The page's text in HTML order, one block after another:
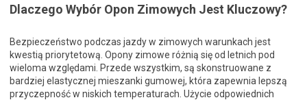
Dlaczego Wybór Opon Zimowych Jest Kluczowy?
Bezpieczeństwo podczas jazdy w zimowych warunkach jest
kwestią priorytetową. Opony zimowe różnią się od letnich pod
wieloma względami. Przede wszystkim, są skonstruowane z
bardziej elastycznej mieszanki gumowej, która zapewnia lepszą
przyczepność w niskich temperaturach. Użycie odpowiednich